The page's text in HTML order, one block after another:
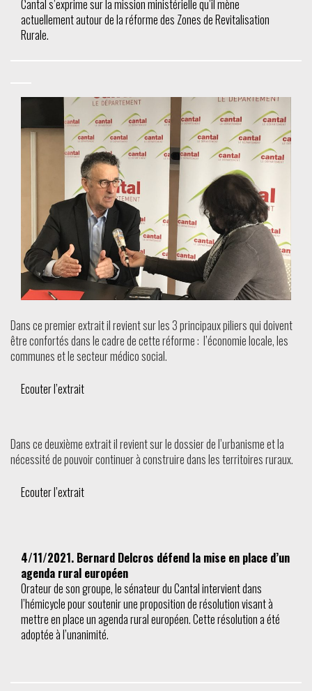
Cantal s’exprime sur la mission ministérielle qu’il mène
actuellement autour de la réforme des Zones de Revitalisation
Rurale.
Dans ce premier extrait il revient sur les 3 principaux piliers qui doivent
être confortés dans le cadre de cette réforme : l’économie locale, les
communes et le secteur médico social.
Ecouter l’extrait
Dans ce deuxième extrait il revient sur le dossier de l’urbanisme et la
nécessité de pouvoir continuer à construire dans les territoires ruraux.
Ecouter l’extrait
4/11/2021. Bernard Delcros défend la mise en place d’un
agenda rural européen
Orateur de son groupe, le sénateur du Cantal intervient dans
l’hémicycle pour soutenir une proposition de résolution visant à
mettre en place un agenda rural européen. Cette résolution a été
adoptée à l’unanimité.